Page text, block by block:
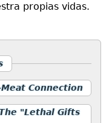
propias vidas.
Connection
"Lethal Gifts